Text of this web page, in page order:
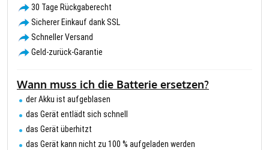
30 Tage Rückgaberecht
Sicherer Einkauf dank SSL
Schneller Versand
Geld-zurück-Garantie
Wann muss ich die Batterie ersetzen?
der Akku ist aufgeblasen
das Gerät entlädt sich schnell
das Gerät überhitzt
das Gerät kann nicht zu 100 % aufgeladen werden